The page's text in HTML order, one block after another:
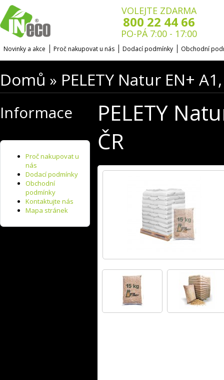
VOLEJTE ZDARMA
800 22 44 66
PO-PÁ 7:00 - 17:00
Novinky a akce Proč nakupovat u nás Dodací podmínky Obchodní
Domů » PELETY Natur EN+
Informace
Proč nakupovat u
nás
Dodací podmínky
Obchodní
podmínky
Kontaktujte nás
Mapa stránek
PELETY
ČR